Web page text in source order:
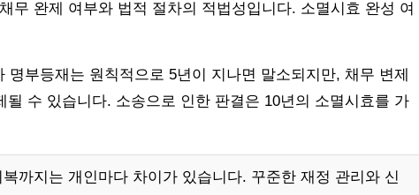
무 완제 여부와 법적 절차의 적법성입니다. 소멸시효 완성 여
명부등재는 원칙적으로 5년이 지나면 말소되지만, 채무 변제
수 있습니다. 소송으로 인한 판결은 10년의 소멸시효를 가
까지는 개인마다 차이가 있습니다. 꾸준한 재정 관리와 신